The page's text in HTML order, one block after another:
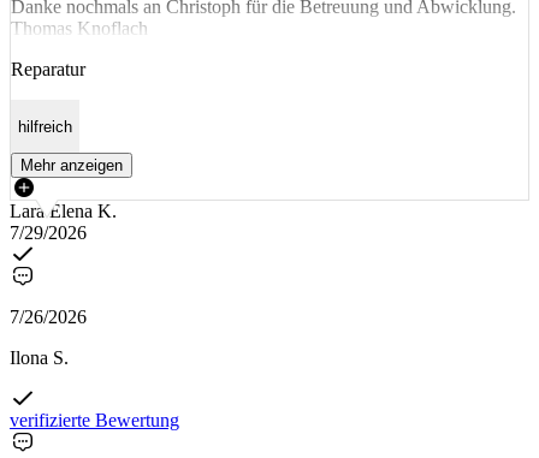
Danke nochmals an Christoph für die Betreuung und Abwicklung.
Thomas Knoflach
Reparatur
hilfreich
Mehr anzeigen
Lara Elena K.
7/29/2026
7/26/2026
Ilona S.
verifizierte Bewertung